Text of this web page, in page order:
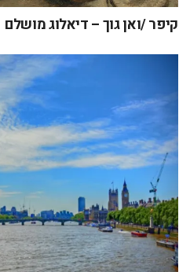
קיפר /ואן גוך – דיאלוג מושלם